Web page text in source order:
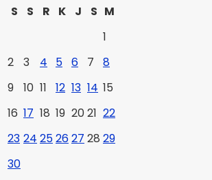
S
S R K J S M
1
2
3 4 5 6 7
8
9
10 11 12 13 14 15
16 17 18 19 20 21 22
23 24 252627 28 29
30